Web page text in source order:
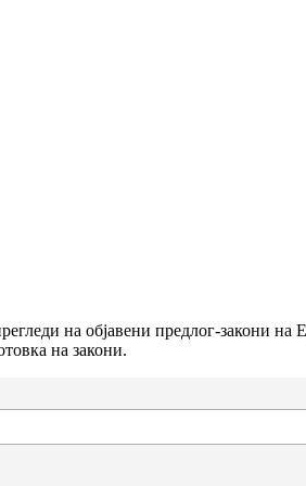
на објавени предлог-закони
на закони.